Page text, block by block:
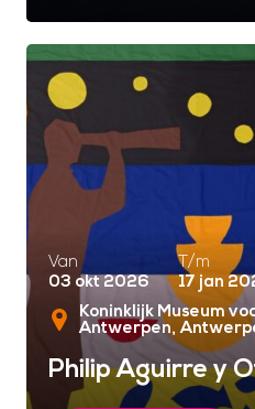
Van
03 okt 2026
T/m
17 jan
Koninklijk Museum
Antwerpen
Philip Aguirre y